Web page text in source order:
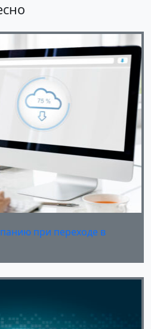
при переходе в